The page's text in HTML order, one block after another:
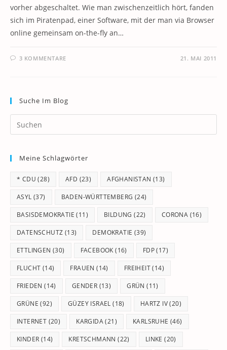
vorher abgeschaltet. Wie man zwischenzeitlich hört, fanden
sich im Piratenpad, einer Software, mit der man via Browser
online gemeinsam on-the-fly an…
3 KOMMENTARE 21. MAI 2011
Suche Im Blog
Meine Schlagwörter
* CDU (28) AFD (23) AFGHANISTAN (13)
ASYL (37) BADEN-WÜRTTEMBERG (24)
BASISDEMOKRATIE (11) BILDUNG (22) CORONA (16)
DATENSCHUTZ (13) DEMOKRATIE (39)
ETTLINGEN (30) FACEBOOK (16) FDP(17)
FLUCHT (14) FRAUEN (14) FREIHEIT(14)
FRIEDEN (14) GENDER (13) GRÜN (11)
GRÜNE (92) GÜZEY ISRAEL (18) HARTZ IV(20)
INTERNET (20) KARGIDA(21) KARLSRUHE (46)
KINDER (14) KRETSCHMANN (22) LINKE (20)